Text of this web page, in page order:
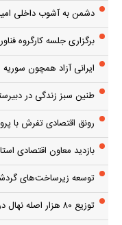
دشمن به آشوب داخلی
برگزاری جلسه کارگروه
ایرانی آزاد همچون سوریه
طنین سبز زندگی در
رونق اقتصادی تفرش با
بازدید معاون اقتصادی
توسعه زیرساخت‌های
توزیع ۸۰ هزار اصله نهال در تفرش